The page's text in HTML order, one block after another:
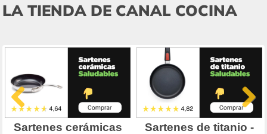
LA TIENDA DE CANAL COCINA